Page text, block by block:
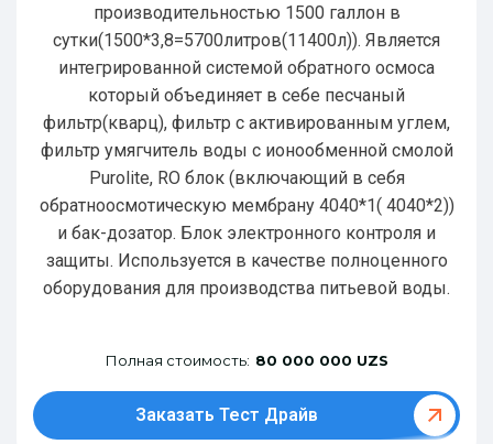
производительностью 1500 галлон в
сутки(1500*3,8=5700литров(11400л)). Является
интегрированной системой обратного осмоса
который объединяет в себе песчаный
фильтр(кварц), фильтр с активированным углем,
фильтр умягчитель воды с ионообменной смолой
Purolite, RO блок (включающий в себя
обратноосмотическую мембрану 4040*1( 4040*2))
и бак-дозатор. Блок электронного контроля и
защиты. Используется в качестве полноценного
оборудования для производства питьевой воды.
Полная стоимость: 80 000 000 UZS
Заказать Тест Драйв